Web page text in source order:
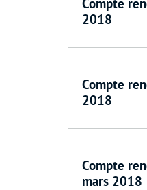
2018
Compte
2018
Compte
mars 2018